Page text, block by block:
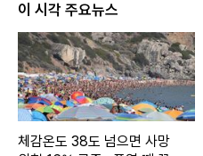
이 시각 주요뉴스
체감온도 38도 넘으면 사망